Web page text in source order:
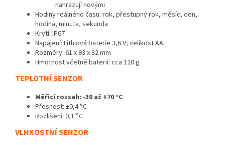
nahrazují novými
Hodiny reálného času: rok, přestupný rok, měsíc, den,
hodina, minuta, sekunda
Krytí: IP67
Napájení: Lithiová baterie 3,6 V; velikost AA
Rozměry: 61 x 93 x 32 mm
Hmotnost včetně baterií: cca 120 g
TEPLOTNÍ SENZOR
Měřicí rozsah: -30 až +70 °C
Přesnost: ±0,4 °C
Rozlišení: 0,1 °C
VLHKOSTNÍ SENZOR